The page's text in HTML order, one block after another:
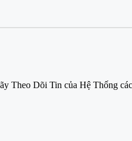
Theo Dõi Tin của Hệ Thống